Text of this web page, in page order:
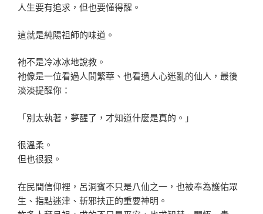
人生要有追求，但也要懂得醒。
這就是純陽祖師的味道。
祂不是冷冰冰地說教。
祂像是一位看過人間繁華、也看過人心迷亂的仙人，最後
淡淡提醒你：
「別太執著，夢醒了，才知道什麼是真的。」
很溫柔。
但也很狠。
在民間信仰裡，呂洞賓不只是八仙之一，也被奉為護佑眾
生、指點迷津、斬邪扶正的重要神明。